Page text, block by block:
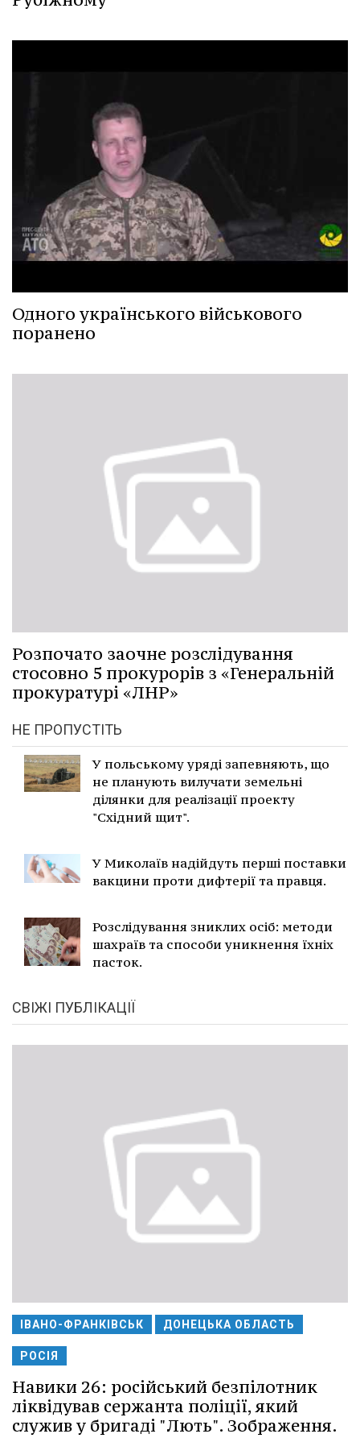
Одного українського військового
поранено
Розпочато заочне розслідування
стосовно 5 прокурорів з «Генеральній
прокуратурі «ЛНР»
НЕ ПРОПУСТІТЬ
У польському уряді запевняють, що
не планують вилучати земельні
ділянки для реалізації проекту
"Східний щит".
У Миколаїв надійдуть перші поставки
вакцини проти дифтерії та правця.
Розслідування зниклих осіб: методи
шахраїв та способи уникнення їхніх
пасток.
СВІЖІ ПУБЛІКАЦІЇ
ІВАНО-ФРАНКІВСЬК ДОНЕЦЬКА ОБЛАСТЬ
РОСІЯ
Навики 26: російський безпілотник
ліквідував сержанта поліції, який
служив у бригаді "Лють". Зображення.